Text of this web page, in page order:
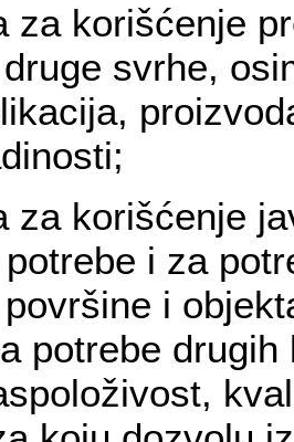
za korišćenje
svrhe,
za korišćenje
i za
i
potrebe